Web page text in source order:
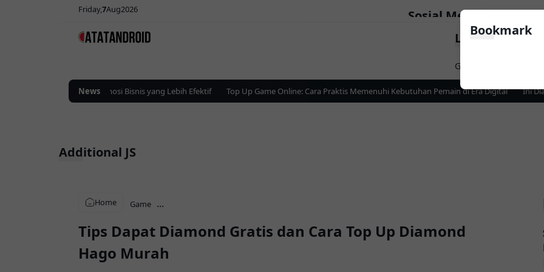
Friday7Aug2026 Sosial Media
LinkList Nav
Game
News
Iklan Digital untuk Promosi Bisnis yang Lebih Efektif Top Up Game Online: Cara Praktis Memenuhi Kebutuhan Pemain di Era Digital Ini Dia
Home Game ...
Tips Dapat Diamond Gratis dan Cara Top Up Diamond
Hago Murah
Bookmark
Additional JS